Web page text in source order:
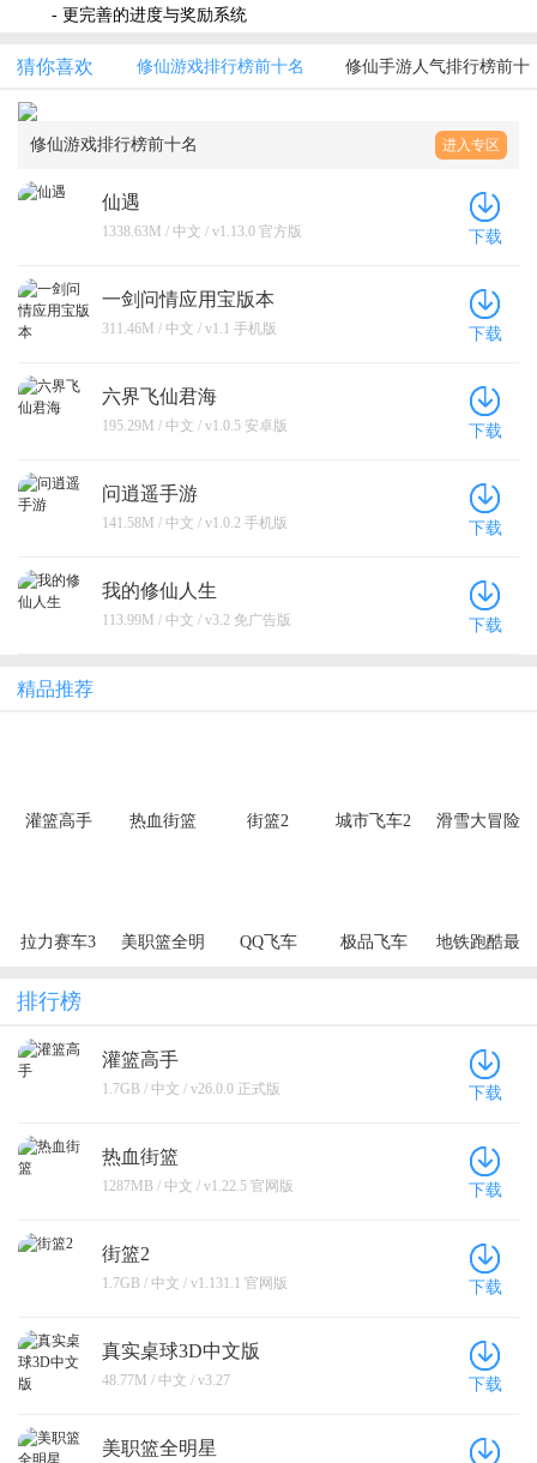
- 更完善的进度与奖励系统
猜你喜欢 修仙游戏排行榜前十名 修仙手游人气排行榜前十
修仙游戏排行榜前十名 进入专区
仙遇
1338.63M / 中文 / v1.13.0 官方版 下载
一剑问情应用宝版本
311.46M / 中文 / v1.1 手机版 下载
六界飞仙君海
195.29M / 中文 / v1.0.5 安卓版 下载
问逍遥手游
141.58M / 中文 / v1.0.2 手机版 下载
我的修仙人生
113.99M / 中文 / v3.2 免广告版 下载
精品推荐
灌篮高手 热血街篮 街篮2 城市飞车2 滑雪大冒险
拉力赛车3
美职篮全明
QQ飞车 极品飞车
地铁跑酷最
排行榜
灌篮高手
1.7GB / 中文 / v26.0.0 正式版 下载
热血街篮
1287MB / 中文 / v1.22.5 官网版 下载
街篮2
1.7GB / 中文 / v1.131.1 官网版 下载
真实桌球3D中文版
48.77M / 中文 / v3.27 下载
美职篮全明星